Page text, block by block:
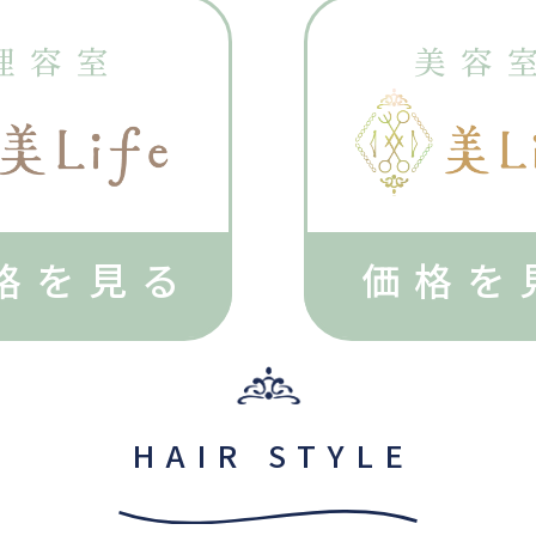
容室
を見る
美容
価格を
HAIR STYLE